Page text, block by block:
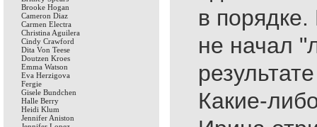
Brooke Hogan
Cameron Diaz
Carmen Electra
Christina Aguilera
Cindy Crawford
Dita Von Teese
Doutzen Kroes
Emma Watson
Eva Herzigova
Fergie
Gisele Bundchen
Halle Berry
Heidi Klum
Jennifer Aniston
в
не начал
Какие-